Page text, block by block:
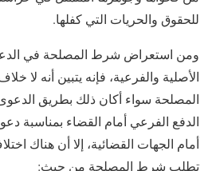
للحقوق والحريات التي كفلها.
ومن استعراض شرط المصلحة في
الأصلية والفرعية، فإنه يتبين أنه لا
المصلحة سواء أكان ذلك بطريق
الدفع الفرعي أمام القضاء بمناسبة
أمام الجهات القضائية، إلا أن هناك
تطلب شرط المصلحة من حيث: